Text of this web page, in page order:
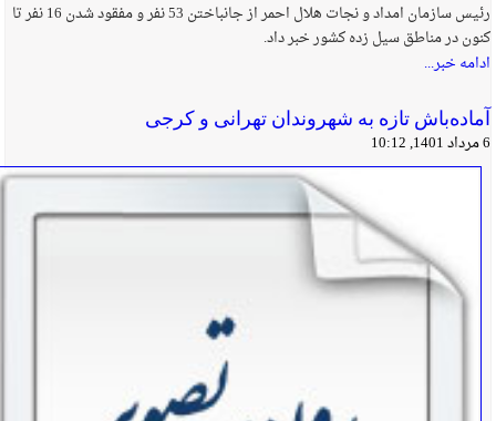
رئیس سازمان امداد و نجات هلال احمر از جانباختن 53 نفر و مفقود شدن 16 نفر تا
کنون در مناطق سیل زده کشور خبر داد.
ادامه خبر...
آماده‌باش تازه به شهروندان تهرانی و کرجی
6 مرداد 1401, 10:12